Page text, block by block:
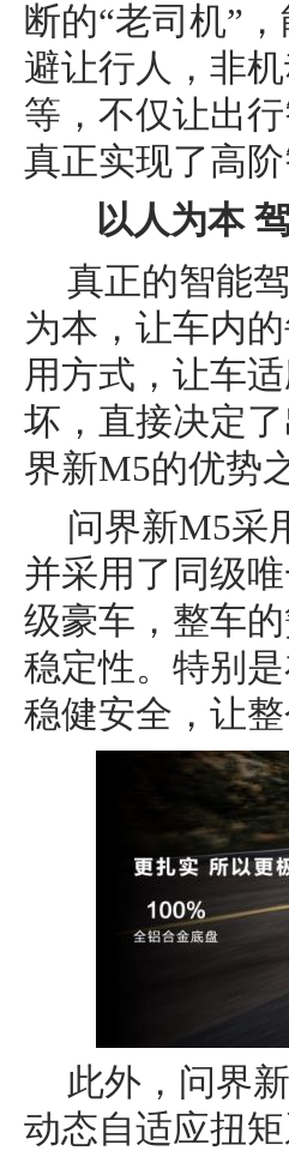
断的“老司机”
避让行人，非
等，不仅让出
真正实现了高
以人为本
真正的智能
为本，让车内
用方式，让车
坏，直接决定
界新M5的优势
问界新M5采
并采用了同级
级豪车，整车
稳定性。特别
稳健安全，让
此外，问界
动态自适应扭